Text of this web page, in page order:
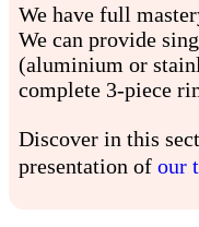
We have full
We can provide
(aluminium or
complete 3-piece
Discover in this
presentation of our